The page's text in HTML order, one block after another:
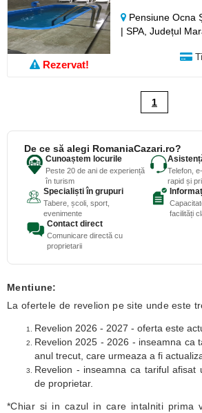
Rezervat!
Pensiune Ocna
| SPA, Județul
1
De ce să alegi RomaniaCazari.ro?
Cunoaștem locurile
Peste 20 de ani de experiență
în turism
Telefon,
rapid și
Specialiști în grupuri
Tabere, școli, sport,
evenimente
facilități
Contact direct
Comunicare directă cu
proprietarii
Mentiune:
La ofertele de revelion pe site unde este
Revelion 2026 - 2027 - oferta este
Revelion 2025 - 2026 - inseamna ca
anul trecut, care urmeaza a fi
Revelion - inseamna ca tariful afisat
de proprietar.
*Chiar si in cazul in care intalniti prima